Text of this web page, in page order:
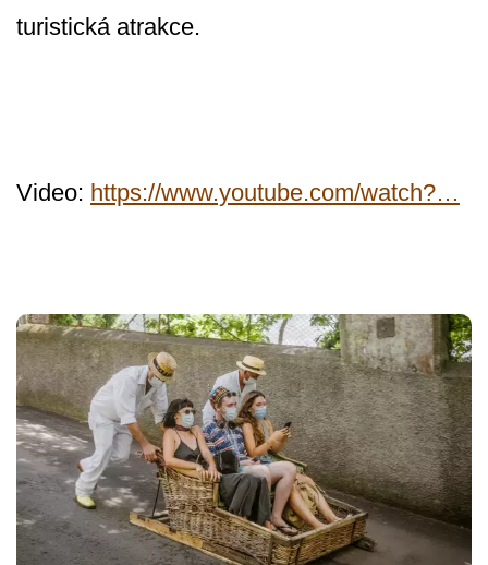
turistická atrakce.
Video: https://www.youtube.com/watch?…